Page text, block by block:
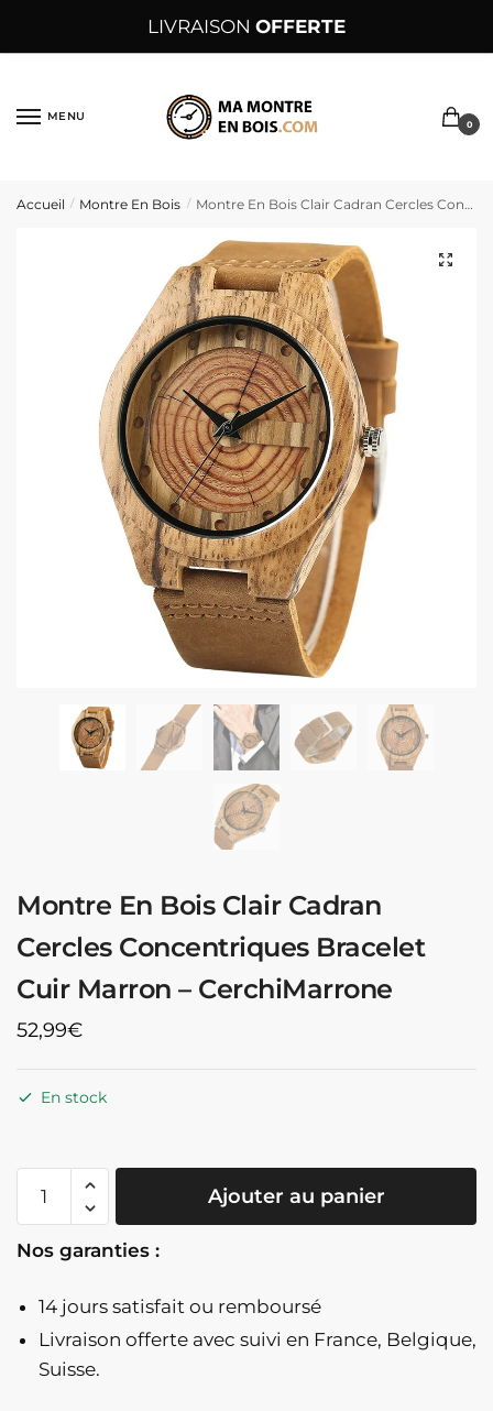
LIVRAISON OFFERTE
MENU
0
Accueil / Montre En Bois / Montre En Bois Clair Cadran Cercles Concentriques Bracelet Cuir Marron – CerchiMarrone
Montre En Bois Clair Cadran
Cercles Concentriques Bracelet
Cuir Marron – CerchiMarrone
52,99€
En stock
En
Clair
Cadran
Cercles
Ajouter au panier
Nos garanties :
14 jours satisfait ou remboursé
Livraison offerte avec suivi en France, Belgique,
Suisse.